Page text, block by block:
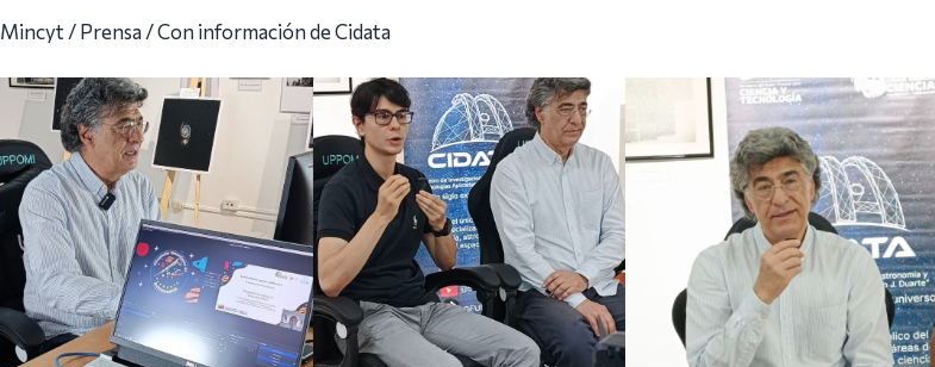
Mincyt / Prensa / Con información de Cidata